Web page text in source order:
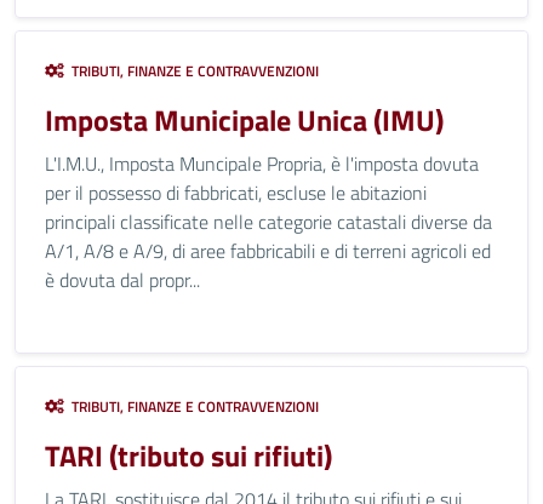
TRIBUTI, FINANZE E CONTRAVVENZIONI
Imposta Municipale Unica (IMU)
L'I.M.U., Imposta Muncipale Propria, è l'imposta dovuta
per il possesso di fabbricati, escluse le abitazioni
principali classificate nelle categorie catastali diverse da
A/1, A/8 e A/9, di aree fabbricabili e di terreni agricoli ed
è dovuta dal propr...
TRIBUTI, FINANZE E CONTRAVVENZIONI
TARI (tributo sui rifiuti)